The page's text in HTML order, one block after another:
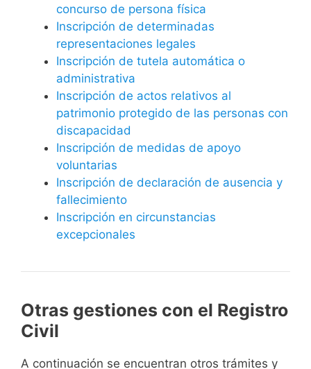
concurso de persona física
Inscripción de determinadas
representaciones legales
Inscripción de tutela automática o
administrativa
Inscripción de actos relativos al
patrimonio protegido de las personas con
discapacidad
Inscripción de medidas de apoyo
voluntarias
Inscripción de declaración de ausencia y
fallecimiento
Inscripción en circunstancias
excepcionales
Otras gestiones con el Registro
Civil
A continuación se encuentran otros trámites y